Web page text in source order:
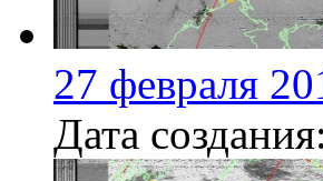
27 февраля
Дата создания: